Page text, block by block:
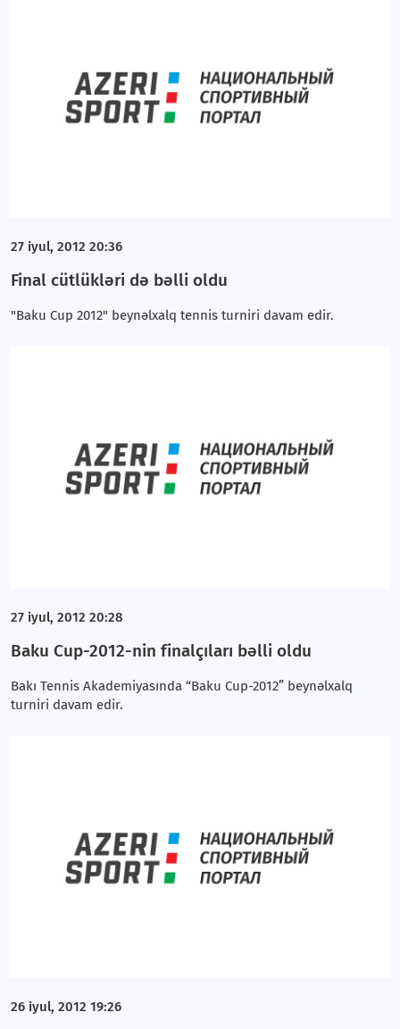
27 iyul, 2012 20:36
Final cütlükləri də bəlli oldu
"Baku Cup 2012" beynəlxalq tennis turniri davam edir.
27 iyul, 2012 20:28
Baku Cup-2012-nin finalçıları bəlli oldu
Bakı Tennis Akademiyasında “Baku Cup-2012” beynəlxalq
turniri davam edir.
26 iyul, 2012 19:26